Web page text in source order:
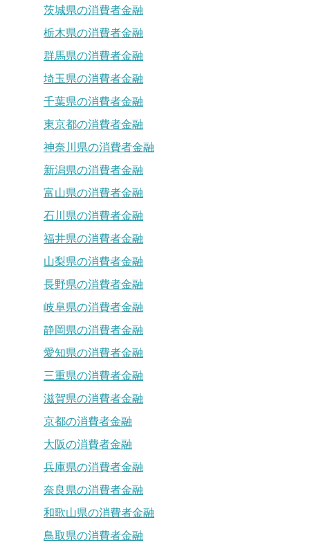
茨城県の消費者金融
栃木県の消費者金融
群馬県の消費者金融
埼玉県の消費者金融
千葉県の消費者金融
東京都の消費者金融
神奈川県の消費者金融
新潟県の消費者金融
富山県の消費者金融
石川県の消費者金融
福井県の消費者金融
山梨県の消費者金融
長野県の消費者金融
岐阜県の消費者金融
静岡県の消費者金融
愛知県の消費者金融
三重県の消費者金融
滋賀県の消費者金融
京都の消費者金融
大阪の消費者金融
兵庫県の消費者金融
奈良県の消費者金融
和歌山県の消費者金融
鳥取県の消費者金融